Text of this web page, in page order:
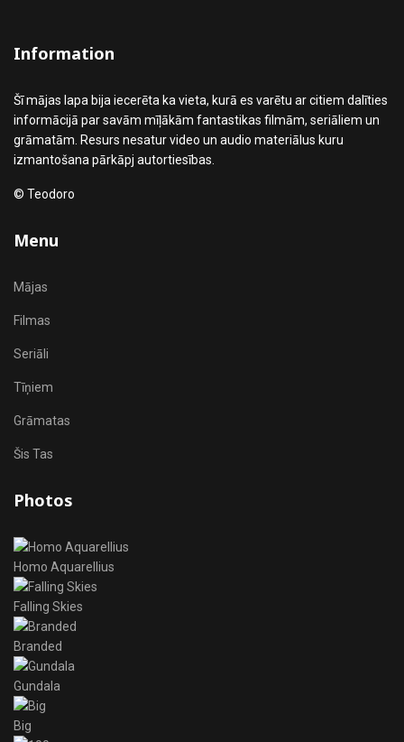
Information
Šī mājas lapa bija iecerēta ka vieta, kurā es varētu ar citiem dalīties
informācijā par savām mīļākām fantastikas filmām, seriāliem un
grāmatām. Resurs nesatur video un audio materiālus kuru
izmantošana pārkāpj autortiesības.
© Teodoro
Menu
Mājas
Filmas
Seriāli
Tīņiem
Grāmatas
Šis Tas
Photos
Homo Aquarellius
Falling Skies
Branded
Gundala
Big